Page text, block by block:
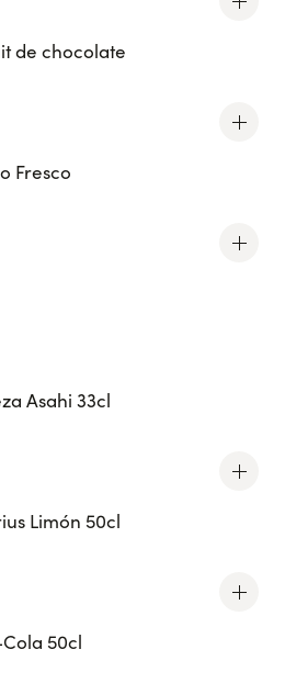
de chocolate
Fresco
Asahi 33cl
Limón 50cl
50cl